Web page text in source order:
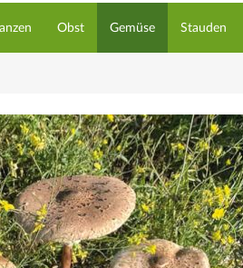
Obst Gemüse Stauden